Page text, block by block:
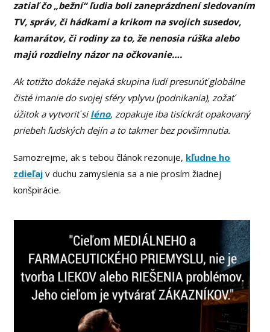
zatiaľ čo „bežní“ ľudia boli zaneprázdnení sledovaním
TV, správ, či hádkami a krikom na svojich susedov,
kamarátov, či rodiny za to, že nenosia rúška alebo
majú rozdielny názor na očkovanie….
Ak totižto dokáže nejaká skupina ľudí presunúť globálne
čisté imanie do svojej sféry vplyvu (podnikania), zožať
úžitok a vytvoriť siléno, zopakuje iba tisíckrát opakovaný
priebeh ľudských dejín a to takmer bez povšimnutia.
Samozrejme, ak s tebou článok rezonuje, kľudne ho
zdieľaj v duchu zamyslenia sa a nie prosím žiadnej
konšpirácie.